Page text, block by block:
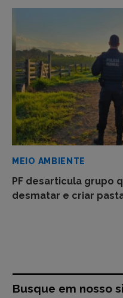
MEIO AMBIENTE
PF desarticula grupo
desmatar e criar
Busque em nosso